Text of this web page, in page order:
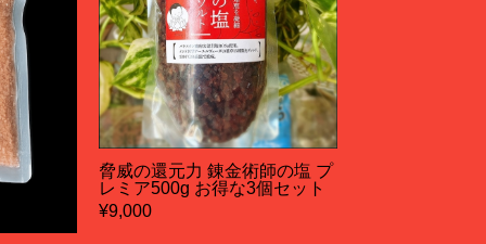
脅威の還元力 錬金術師の塩 プ
レミア500g お得な3個セット
¥9,000